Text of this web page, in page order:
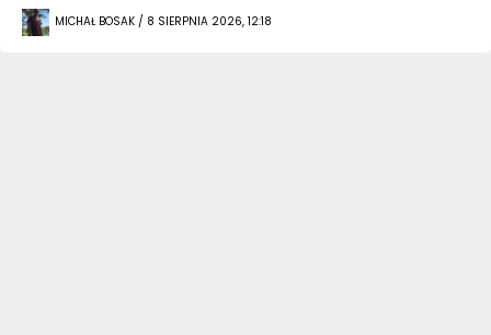
MICHAŁ BOSAK / 8 SIERPNIA 2026, 12:18